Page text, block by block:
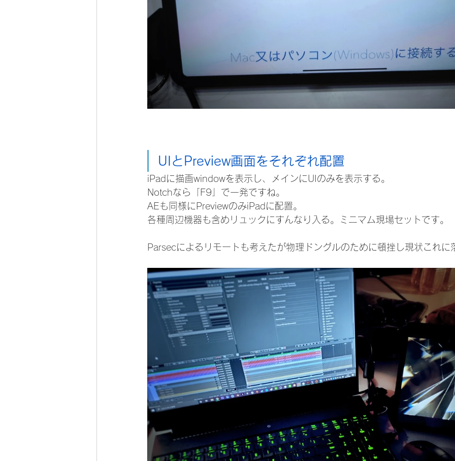
UIとPreview画面をそれぞれ配置
iPadに描画windowを表示し、メインにUIのみを表示する。
Notchなら「F9」で一発ですね。
AEも同様にPreviewのみiPadに配置。
各種周辺機器も含めリュックにすんなり入る。ミニマム現場セットです。
Parsecによるリモートも考えたが物理ドングルのために頓挫し現状これに